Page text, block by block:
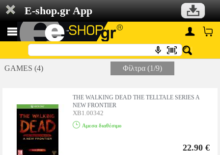
E-shop.gr App
GAMES (4) Φίλτρα (1/9)
THE WALKING DEAD THE TELLTALE SERIES A
NEW FRONTIER
XB1.00342
Αμεσα διαθέσιμο
22.90 €